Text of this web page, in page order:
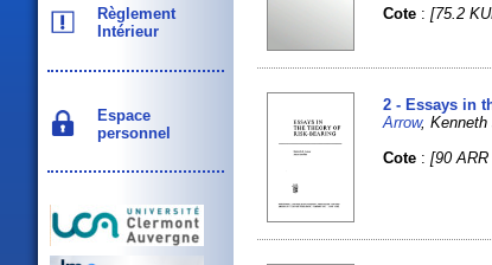
Règlement
Intérieur
Espace
personnel
Cote :[75.2
2 - Essays in
Arrow, Kenneth
Cote :[90 ARR